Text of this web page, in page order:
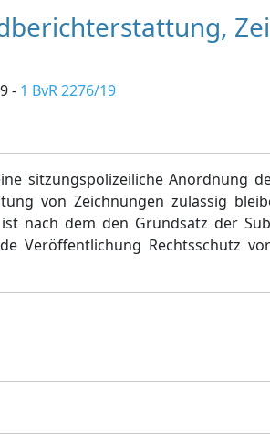
- 1 BvR 2276/19
sitzungspolizeiliche Anordnung
von Zeichnungen zulässig
nach dem den Grundsatz der
Veröffentlichung Rechtsschutz